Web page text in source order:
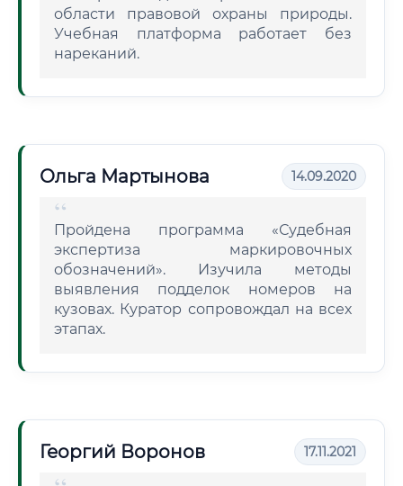
области правовой охраны природы.
Учебная платформа работает без
нареканий.
Ольга Мартынова 14.09.2020
Пройдена программа «Судебная
экспертиза маркировочных
обозначений». Изучила методы
выявления подделок номеров на
кузовах. Куратор сопровождал на всех
этапах.
Георгий Воронов 17.11.2021